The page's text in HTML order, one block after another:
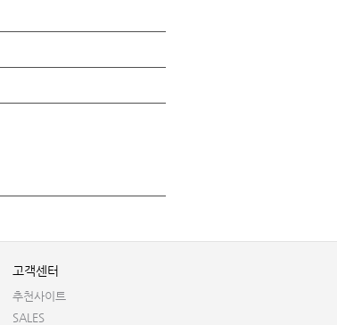
고객센터
추천사이트
SALES